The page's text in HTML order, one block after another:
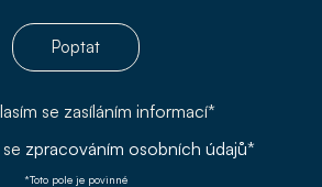
Poptat
se zasíláním informací*
zpracováním osobních údajů*
*Toto pole je povinné